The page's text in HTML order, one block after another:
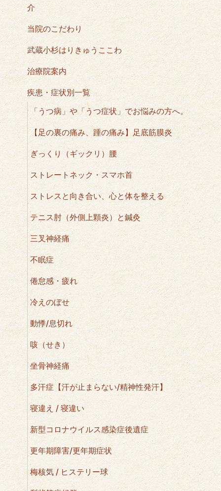
介
当院のこだわり
武蔵小杉はりきゅうここわ
治療院案内
疾患・症状別一覧
「うつ病」や「うつ症状」でお悩みの方へ。
【足の裏の痛み、踵の痛み】足底筋膜炎
ぎっくり（ギックリ）腰
ストレートネック・スマホ首
ストレスと向き合い、心と体を整える
テニス肘（外側上顆炎）と鍼灸
三叉神経痛
不眠症
倦怠感・疲れ
冷えのぼせ
動悸/息切れ
咳（せき）
坐骨神経痛
多汗症【汗が止まらない/精神性発汗】
寝違え / 寝違い
新型コロナウイルス感染症後遺症
更年期障害/更年期症状
梅核気 / ヒステリー球